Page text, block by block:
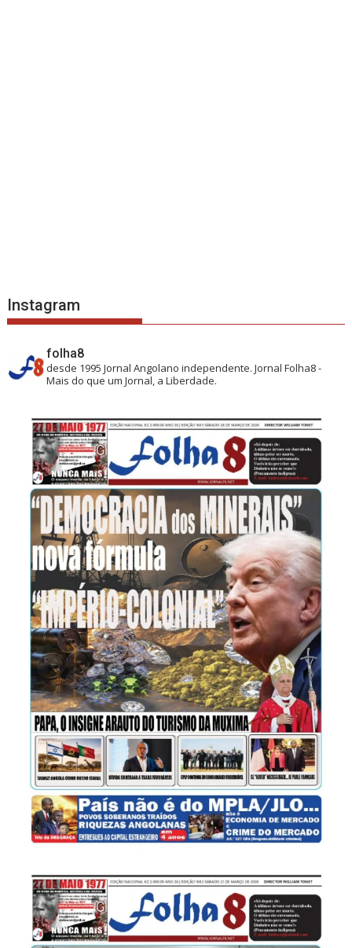
Instagram
folha8
desde 1995 Jornal Angolano independente.Jornal Folha8 -
Mais do que um Jornal, a Liberdade.